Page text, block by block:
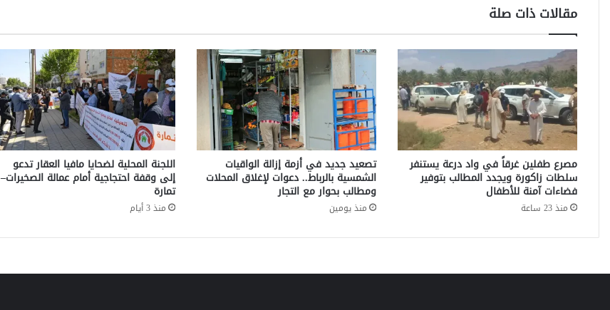
ه
د
د
ب
ت
ر
و
ي
ج
م
ا
ء
ا
ل
ي
ة
ا
ج
ح
ة
ل
م
ك
ا
ف
ح
ة
خ
ر
مقالات ذات صلة
مصرع طفلين غرقاً في واد درعة يستنفر
سلطات زاكورة ويجدد المطالب بتوفير
فضاءات آمنة للأطفال
منذ 23 ساعة
تصعيد جديد في أزمة إزالة الواقيات
الشمسية بالرباط.. دعوات لإغلاق المحلات
ومطالب بحوار مع التجار
منذ يومين
اللجنة المحلية لضحايا مافيا العقار تدعو
إلى وقفة احتجاجية أمام عمالة الصخيرات–
تمارة
منذ 3 أيام